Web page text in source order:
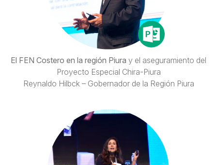
El FEN Costero en la región Piura y el aseguramiento del
Proyecto Especial Chira-Piura
Reynaldo Hilbck – Gobernador de la Región Piura